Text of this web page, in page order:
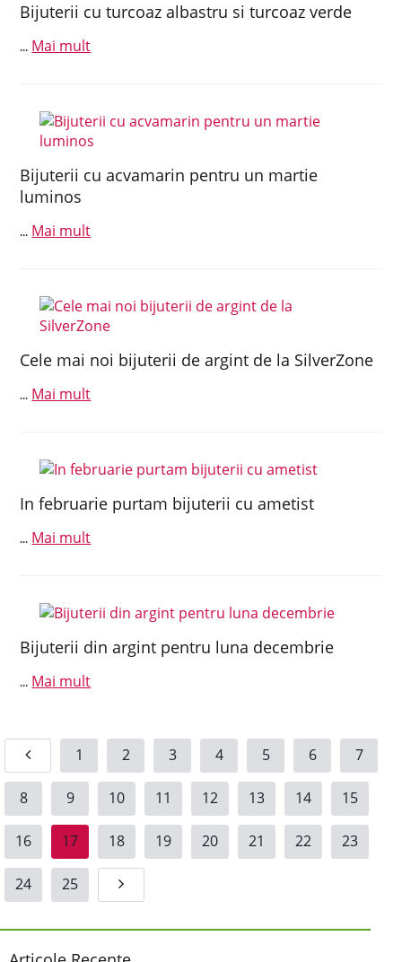
Bijuterii cu turcoaz albastru si turcoaz verde
... Mai mult
Bijuterii cu acvamarin pentru un martie
luminos
... Mai mult
Cele mai noi bijuterii de argint de la SilverZone
... Mai mult
In februarie purtam bijuterii cu ametist
... Mai mult
Bijuterii din argint pentru luna decembrie
... Mai mult
1 2 3 4 5 6 7
8 9 10 11 12 13 14 15
16 17 18 19 20 21 22 23
24 25